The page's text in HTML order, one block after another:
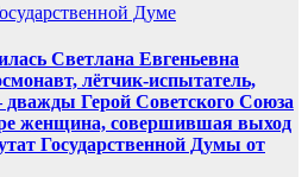
Думе
Светлана Евгеньевна
лётчик-испытатель,
Герой Советского Союза
женщина, совершившая выход
Государственной Думы от